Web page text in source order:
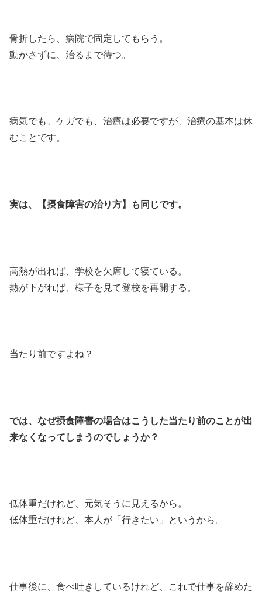
骨折したら、病院で固定してもらう。
動かさずに、治るまで待つ。
病気でも、ケガでも、治療は必要ですが、治療の基本は休
むことです。
実は、【摂食障害の治り方】も同じです。
高熱が出れば、学校を欠席して寝ている。
熱が下がれば、様子を見て登校を再開する。
当たり前ですよね？
では、なぜ摂食障害の場合はこうした当たり前のことが出
来なくなってしまうのでしょうか？
低体重だけれど、元気そうに見えるから。
低体重だけれど、本人が「行きたい」というから。
仕事後に、食べ吐きしているけれど、これで仕事を辞めた